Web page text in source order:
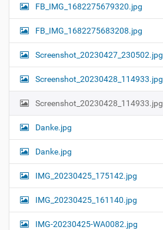
FB_IMG_1682275679320.jpg
FB_IMG_1682275683208.jpg
Screenshot_20230427_230502.jpg
Screenshot_20230428_114933.jpg
Screenshot_20230428_114933.jpg
Danke.jpg
Danke.jpg
IMG_20230425_175142.jpg
IMG_20230425_161140.jpg
IMG-20230425-WA0082.jpg